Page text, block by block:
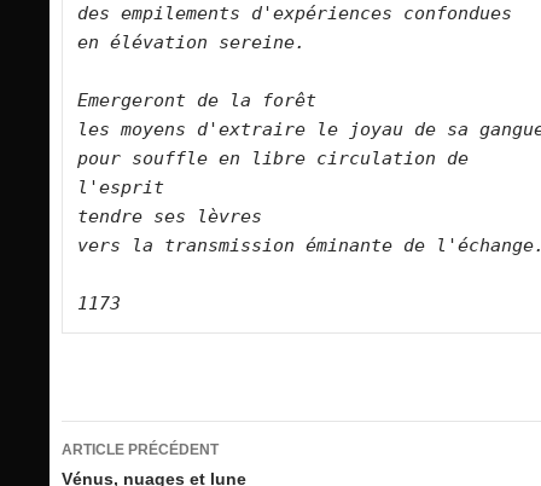
des empilements d'expériences
en élévation sereine.
Emergeront de la forêt
les moyens d'extraire le joyau de sa
pour souffle en libre circulation de
l'esprit
tendre ses lèvres
vers la transmission éminante de
Navigation
ARTICLE PRÉCÉDENT
Vénus, nuages et lune